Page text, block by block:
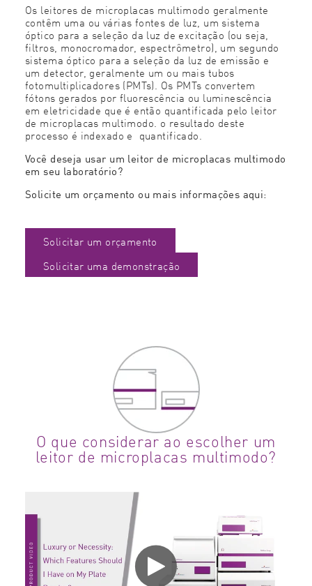
Os leitores de microplacas multimodo geralmente
contêm uma ou várias fontes de luz, um sistema
óptico para a seleção da luz de excitação (ou seja,
filtros, monocromador, espectrômetro), um segundo
sistema óptico para a seleção da luz de emissão e
um detector, geralmente um ou mais tubos
fotomultiplicadores (PMTs). Os PMTs convertem
fótons gerados por fluorescência ou luminescência
em eletricidade que é então quantificada pelo leitor
de microplacas multimodo. o resultado deste
processo é indexado e quantificado.
Você deseja usar um leitor de microplacas multimodo
em seu laboratório?
Solicite um orçamento ou mais informações aqui:
Solicitar um orçamento
Solicitar uma demonstração
O que considerar ao escolher um
leitor de microplacas multimodo?